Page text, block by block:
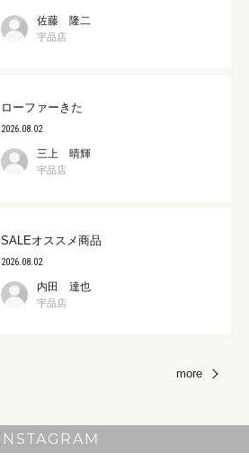
佐藤 隆二
宇品店
ローファーきた
2026.08.02
三上 晴輝
宇品店
SALEオススメ商品
2026.08.02
内田 達也
宇品店
more
INSTAGRAM